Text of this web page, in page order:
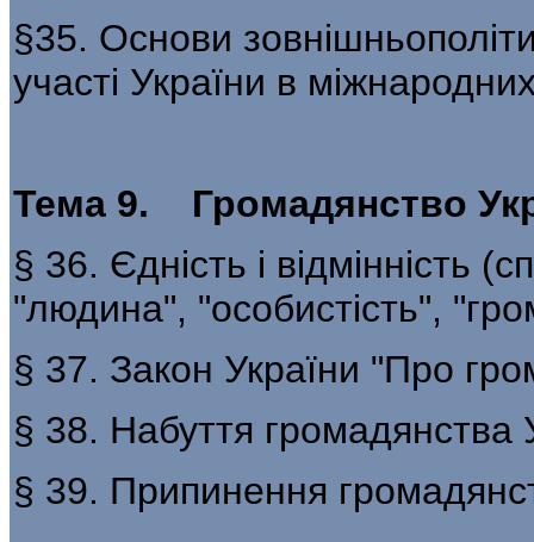
§35. Основи
участі України в
Тема 9. Громадянство
§ 36. Єдність і відмінність
"людина", "особистість",
§ 37. Закон України "Про
§ 38. Набуття громадянства
§ 39. Припинення